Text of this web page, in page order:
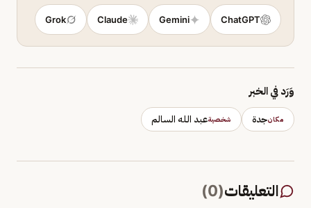
ChatGPT
Gemini
Claude
Grok
وَرَد في الخبر
مكانجدة شخصيةعبد الله السالم
التعليقات(
0
)